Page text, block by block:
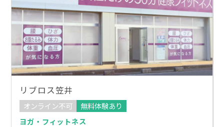
リブロス笠井
オンライン不可
無料体験あり
ヨガ・フィットネス